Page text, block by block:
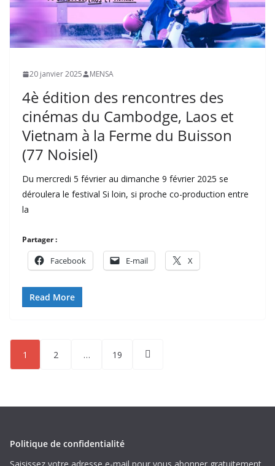
20 janvier 2025 MENSA
4è édition des rencontres des
cinémas du Cambodge, Laos et
Vietnam à la Ferme du Buisson
(77 Noisiel)
Du mercredi 5 février au dimanche 9 février 2025 se
déroulera le festival Si loin, si proche co-production entre
la
Partager :
Facebook E-mail X
Read More
Pagination
des
publications
1 2 … 19
Politique de confidentialité